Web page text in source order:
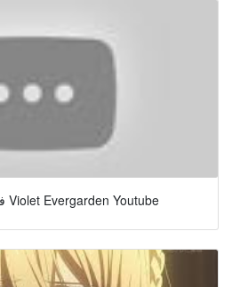
فايوليت ايفر جاردن Violet Evergarden Youtube